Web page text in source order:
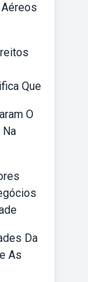
Que
O
Da
As